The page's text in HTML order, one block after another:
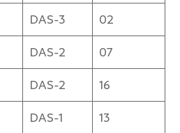
DAS-3 02
DAS-2 07
DAS-2 16
DAS-1 13